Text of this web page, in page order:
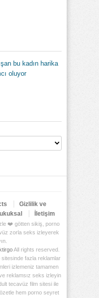
bu kadın harika
oluyor
Gizlilik ve
İletişim
❤️ götten sikiş, porno
zorla seks izleyerek
All rights reserved.
fazla reklamlar
izlemeniz tamamen
reklamsız seks izleyin
tecavüz film sitesi ile
hem porno seyret